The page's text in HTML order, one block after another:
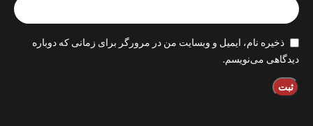
ذخیره نام، ایمیل و وبسایت من در مرورگر برای زمانی که دوباره
دیدگاهی می‌نویسم.